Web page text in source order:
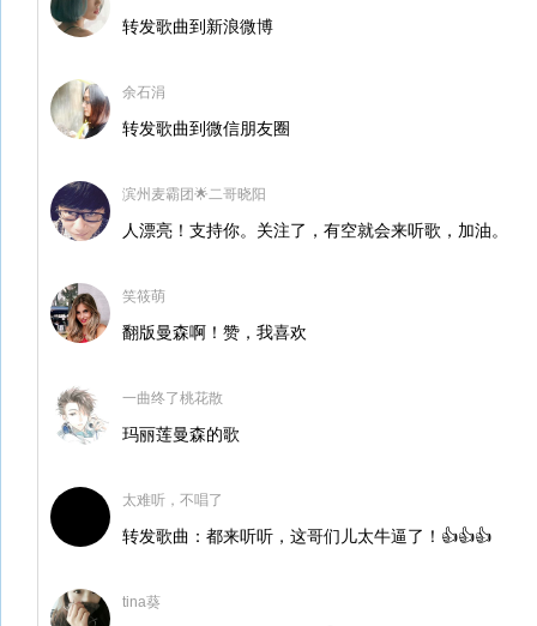
转发歌曲到新浪微博
余石涓
转发歌曲到微信朋友圈
滨州麦霸团🌟二哥晓阳
人漂亮！支持你。关注了，有空就会来听歌，加油。
笑筱萌
翻版曼森啊！赞，我喜欢
一曲终了桃花散
玛丽莲曼森的歌
太难听，不唱了
转发歌曲：都来听听，这哥们儿太牛逼了！👍👍👍
tina葵